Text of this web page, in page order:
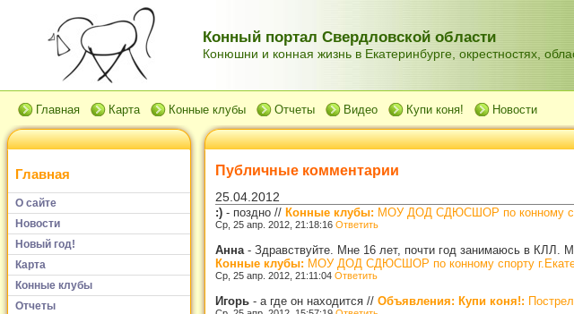
Конный портал Свердловской области
Конюшни и конная жизнь в Екатеринбурге, окрестностях,
Главная Карта Конные клубы Отчеты Видео Купи коня! Новости
Главная
О сайте
Новости
Новый год!
Карта
Конные клубы
Отчеты
Публичные комментарии
25.04.2012
:) - поздно // Конные клубы: МОУ ДОД СДЮСШОР по конному
Ср, 25 апр. 2012, 21:18:16 Ответить
Анна - Здравствуйте. Мне 16 лет, почти год занимаюсь в КЛЛ.
Конные клубы: МОУ ДОД СДЮСШОР по конному спорту
Ср, 25 апр. 2012, 21:11:04 Ответить
Игорь - а где он находится // Объявления: Купи коня!: Пострел